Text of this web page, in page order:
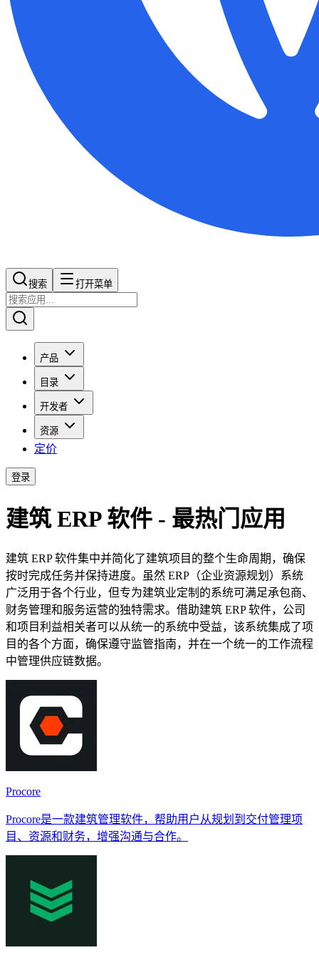
搜索​​​​ 打开菜单
产品
目录
开发者
资源
定价
登录
建筑 ERP 软件 - 最热门应用
建筑 ERP 软件集中并简化了建筑项目的整个生命周期，确保
按时完成任务并保持进度。虽然 ERP（企业资源规划）系统
广泛用于各个行业，但专为建筑业定制的系统可满足承包商、
财务管理和服务运营的独特需求。借助建筑 ERP 软件，公司
和项目利益相关者可以从统一的系统中受益，该系统集成了项
目的各个方面，确保遵守监管指南，并在一个统一的工作流程
中管理供应链数据。
Procore
Procore是一款建筑管理软件，帮助用户从规划到交付管理项
目、资源和财务，增强沟通与合作。